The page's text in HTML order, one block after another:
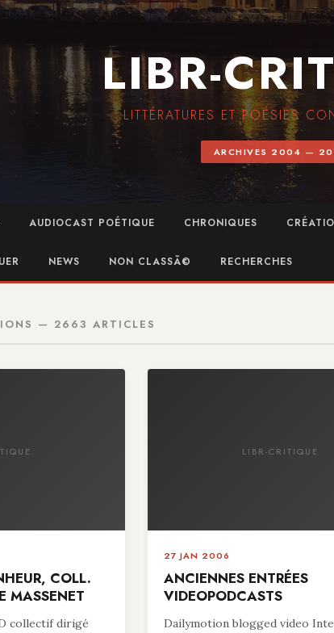
LIBR-
LITTÉRATURES ET POÉSIES
ARCHIVES 2004 —
AUDIOCAST POÉTIQUE CHRONIQUES
NEWS NON CLASSÃ© RECHERCHES
— 2663 ARTICLES
COLL.
MASSENET
collectif dirigé
LIBR-CRITIQUE
27 JAN 2006
ANCIENNES ENTRÉES
VIDEOPODCASTS
Dailymotion blogged video